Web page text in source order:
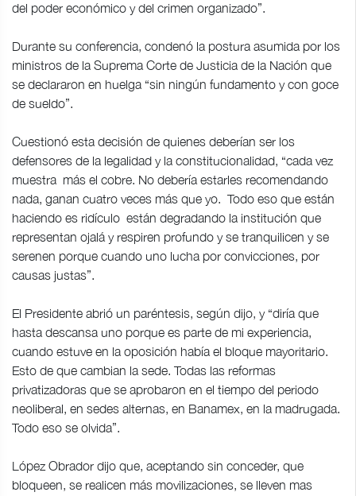
del poder económico y del crimen organizado”.
Durante su conferencia, condenó la postura asumida por los
ministros de la Suprema Corte de Justicia de la Nación que
se declararon en huelga “sin ningún fundamento y con goce
de sueldo”.
Cuestionó esta decisión de quienes deberían ser los
defensores de la legalidad y la constitucionalidad, “cada vez
muestra más el cobre. No debería estarles recomendando
nada, ganan cuatro veces más que yo. Todo eso que están
haciendo es ridículo están degradando la institución que
representan ojalá y respiren profundo y se tranquilicen y se
serenen porque cuando uno lucha por convicciones, por
causas justas”.
El Presidente abrió un paréntesis, según dijo, y “diría que
hasta descansa uno porque es parte de mi experiencia,
cuando estuve en la oposición había el bloque mayoritario.
Esto de que cambian la sede. Todas las reformas
privatizadoras que se aprobaron en el tiempo del periodo
neoliberal, en sedes alternas, en Banamex, en la madrugada.
Todo eso se olvida”.
López Obrador dijo que, aceptando sin conceder, que
bloqueen, se realicen más movilizaciones, se lleven mas